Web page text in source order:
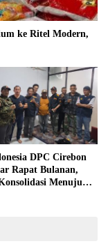
ke Ritel Modern,
DPC Cirebon
Rapat Bulanan,
Menuju